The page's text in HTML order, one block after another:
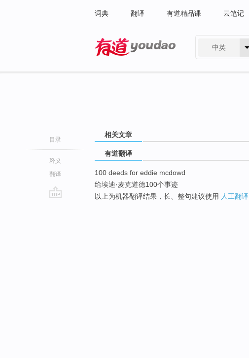
词典 翻译 有道精品课 云笔记
中英
目录
释义
翻译
相关文章
有道翻译
100 deeds for eddie mcdowd
给埃迪·麦克道德100个事迹
以上为机器翻译结果，长、整句建议使用 人工翻译